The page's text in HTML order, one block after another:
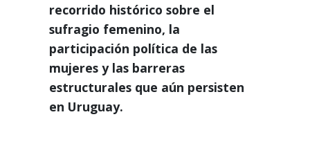
recorrido histórico sobre el
sufragio femenino, la
participación política de las
mujeres y las barreras
estructurales que aún persisten
en Uruguay.